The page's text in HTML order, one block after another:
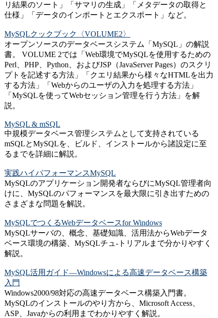
リ結果のソート」「サマリの生成」「メタデータの取得と
仕様」「データのインポートとエクスポート」など。
MySQLクックブック〈VOLUME2〉
オープンソースのデータベースシステム「MySQL」の解説
書。 VOLUME 2では「Web環境でMySQLを使用するための
Perl、PHP、Python、およびJSP（JavaServer Pages）のスクリ
プトを記述する方法」「クエリ結果から様々なHTMLを出力
する方法」「Webからのユーザの入力を処理する方法」
「MySQLを使ってWebセッション管理を行う方法」を解
説。
MySQL & mSQL
中規模データベース管理システムとして支持されている
mSQLとMySQLを、ビルド、インストールから諸設定に至
るまでを詳細に解説。
実践ハイパフォーマンスMySQL
MySQLのアプリケーション開発者ならびにMySQL管理者向
けに、MySQLのパフォーマンスを最大限に引き出すための
さまざまな問題を解説。
MySQLでつくるWebデータベースfor Windows
MySQLサーバの、概念、基礎知識、活用法からWebデータ
ベース環境の構築、MySQLチュ-トリアルまで分かりやすく
解説。
MySQL活用ガイド―Windowsによる高速データベース構築
入門
Windows2000/98対応の高速データベース構築入門書。
MySQLのインストールのやり方から、Microsoft Access、
ASP、Javaからの利用までわかりやすく解説。